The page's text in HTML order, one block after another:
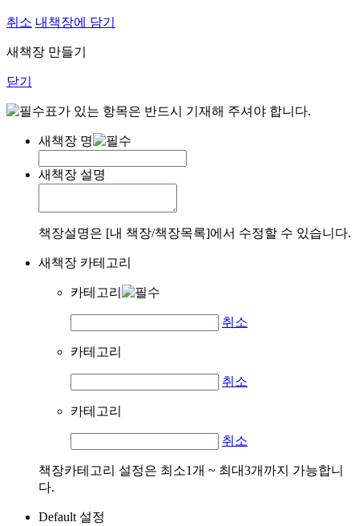
취소 내책장에 담기
새책장 만들기
닫기
표가 있는 항목은 반드시 기재해 주셔야 합니다.
새책장 명
새책장 설명
책장설명은 [내 책장/책장목록]에서 수정할 수 있습니다.
새책장 카테고리
카테고리
취소
카테고리
취소
카테고리
취소
책장카테고리 설정은 최소1개 ~ 최대3개까지 가능합니
다.
Default 설정